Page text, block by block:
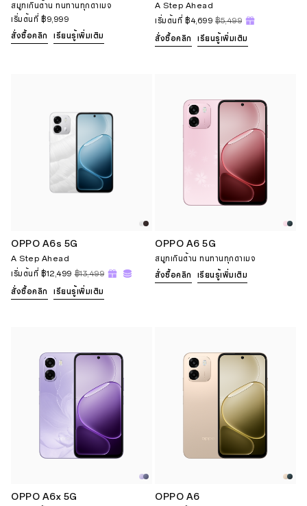
สมูทเกินต้าน ทนทานทุกดาเมจ
เริ่มต้นที่ ฿9,999
สั่งซื้อคลิก
เรียนรู้เพิ่มเติม
A Step Ahead
เริ่มต้นที่ ฿4,699 ฿5,499
สั่งซื้อคลิก เรียนรู้เพิ่มเติม
OPPO A6s 5G
A Step Ahead
เริ่มต้นที่ ฿12,499 ฿13,499
สั่งซื้อคลิก เรียนรู้เพิ่มเติม
OPPO A6 5G
สมูทเกินต้าน ทนทานทุกดาเมจ
สั่งซื้อคลิก
เรียนรู้เพิ่มเติม
OPPO A6x 5G OPPO A6